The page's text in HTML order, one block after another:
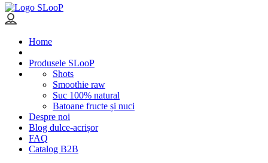
Home
Produsele SLooP
Shots
Smoothie raw
Suc 100% natural
Batoane fructe și nuci
Despre noi
Blog dulce-acrișor
FAQ
Catalog B2B